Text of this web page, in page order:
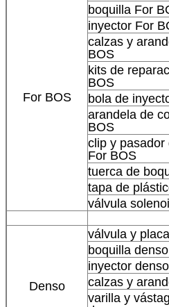
For BOS
boquilla For
inyector For
calzas y
BOS
kits de
BOS
bola de
arandela de
BOS
clip y pasador
For BOS
tuerca de
tapa de
válvula
Denso
válvula y
boquilla denso
inyector denso
calzas y
varilla y